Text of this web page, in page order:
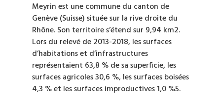
Meyrin est une commune du canton de
Genève (Suisse) située sur la rive droite du
Rhône. Son territoire s’étend sur 9,94 km2.
Lors du relevé de 2013-2018, les surfaces
d’habitations et d’infrastructures
représentaient 63,8 % de sa superficie, les
surfaces agricoles 30,6 %, les surfaces boisées
4,3 % et les surfaces improductives 1,0 %5.